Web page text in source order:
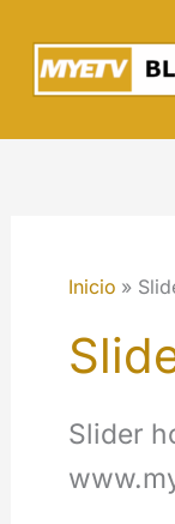
contenido
Inicio
Slider